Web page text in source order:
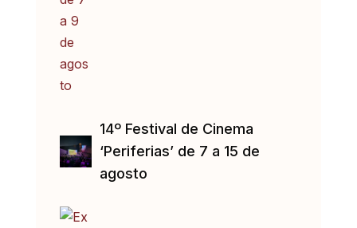
14º Festival de Cinema
‘Periferias’ de 7 a 15 de
agosto